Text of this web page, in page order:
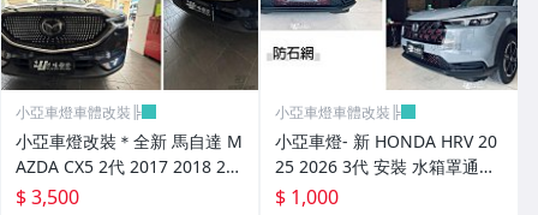
小亞車燈車體改裝╠
小亞車燈改裝＊全新 馬自達 M
AZDA CX5 2代 2017 2018 20
19 滿天星樣式 鑽石 水箱罩
$ 3,500
小亞車燈車體改裝╠
小亞車燈- 新 HONDA HRV 20
25 2026 3代 安裝 水箱罩通風
網 紅色 防石網 粉體鋁網
$ 1,000